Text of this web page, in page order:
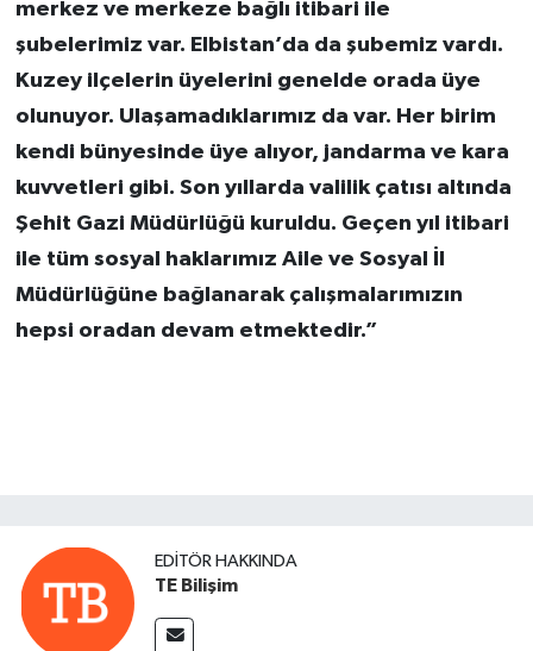
merkez ve merkeze bağlı itibari ile
şubelerimiz var. Elbistan’da da şubemiz vardı.
Kuzey ilçelerin üyelerini genelde orada üye
olunuyor. Ulaşamadıklarımız da var. Her birim
kendi bünyesinde üye alıyor, jandarma ve kara
kuvvetleri gibi. Son yıllarda valilik çatısı altında
Şehit Gazi Müdürlüğü kuruldu. Geçen yıl itibari
ile tüm sosyal haklarımız Aile ve Sosyal İl
Müdürlüğüne bağlanarak çalışmalarımızın
hepsi oradan devam etmektedir.”
EDITÖR HAKKINDA
TE Bilişim